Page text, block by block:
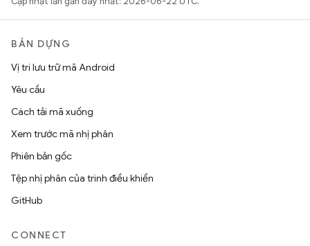
BẢN DỰNG
Vị trí lưu trữ mã Android
Yêu cầu
Cách tải mã xuống
Xem trước mã nhị phân
Phiên bản gốc
Tệp nhị phân của trình điều khiển
GitHub
CONNECT